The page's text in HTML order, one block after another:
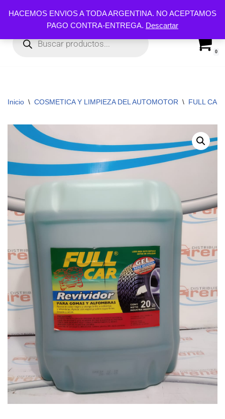
HACEMOS ENVIOS A TODA ARGENTINA. NO ACEPTAMOS
PAGO CONTRA-ENTREGA. Descartar
al
contenido
0
Inicio \ COSMETICA Y LIMPIEZA DEL AUTOMOTOR \ FULL CAR